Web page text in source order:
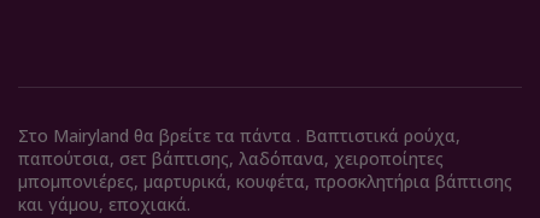
Στο Mairyland θα βρείτε τα πάντα . Βαπτιστικά ρούχα,
παπούτσια, σετ βάπτισης, λαδόπανα, χειροποίητες
μπομπονιέρες, μαρτυρικά, κουφέτα, προσκλητήρια βάπτισης
και γάμου, εποχιακά.